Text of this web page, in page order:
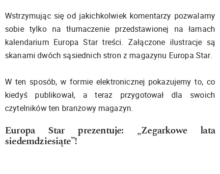
Wstrzymując się od jakichkolwiek komentarzy pozwalamy
sobie tylko na tłumaczenie przedstawionej na łamach
kalendarium Europa Star treści. Załączone ilustracje są
skanami dwóch sąsiednich stron z magazynu Europa Star.
W ten sposób, w formie elektronicznej pokazujemy to, co
kiedyś publikował, a teraz przygotował dla swoich
czytelników ten branżowy magazyn.
Europa Star prezentuje: „Zegarkowe lata
siedemdziesiąte”!